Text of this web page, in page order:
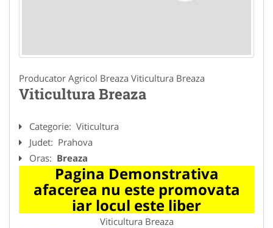
Producator Agricol Breaza Viticultura Breaza
Viticultura Breaza
Categorie: Viticultura
Judet: Prahova
Oras: Breaza
Pagina Demonstrativa
afacerea nu este promovata
iar locul este liber
Viticultura Breaza